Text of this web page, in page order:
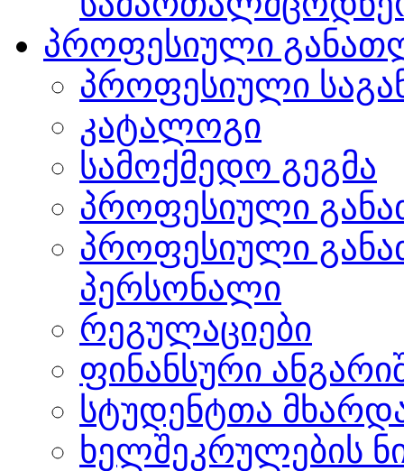
პროფესიული
პროფესიული
კატალოგი
სამოქმედო გეგმა
პროფესიული
პროფესიული
პერსონალი
რეგულაციები
ფინანსური
სტუდენტთა
ხელშეკრულების